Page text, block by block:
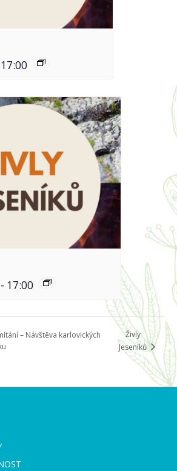
17:00
- 17:00
– Návštěva karlovických
Živly
Jeseníků